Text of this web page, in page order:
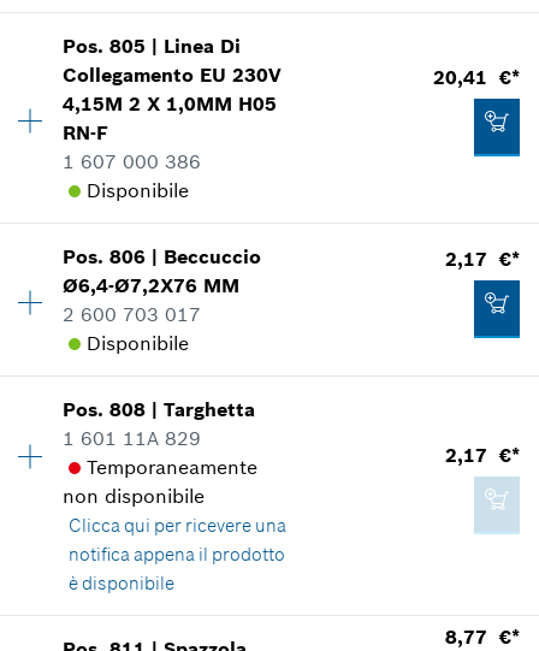
Aggiungere al carrello
16,12 €*
*Inclusa IVA
Aggiungere al carrello
Gruppo prezzo:14
Informazioni parti di ricambio
Applicazione del ricambio
Mostrare nell'illustrazione
2,59 €*
*Inclusa IVA
Aggiungere al carrello
Pos.805 | Linea Di
Collegamento EU 230V
4,15M 2 X 1,0MM H05
RN-F
1 607 000 386
Disponibile
20,41 €*
Disponibilità 1
Gruppo prezzo :29
Informazioni parti di ricambio
Applicazione del ricambio
Mostrare nell'illustrazione
20,41 €*
*Inclusa IVA
Aggiungere al carrello
Pos.806 | Beccuccio
Ø6,4-Ø7,2X76 MM
2 600 703 017
Disponibile
2,17 €*
Disponibilità 1
Gruppo prezzo
Informazioni parti di ricambio
Applicazione del ricambio
Mostrare nell'illustrazione
Pos.808 |Targhetta
1 601 11A 829
Temporaneamente
non disponibile
Clicca qui per ricevere una
notifica appena il prodotto
è disponibile
2,17 €*
8,77 €*